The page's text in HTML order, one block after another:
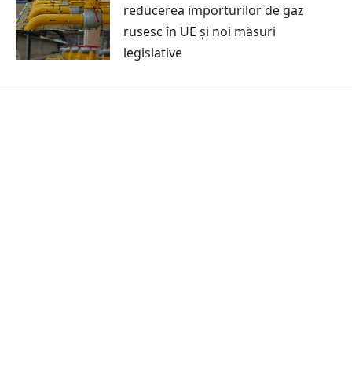
reducerea importurilor de gaz
rusesc în UE și noi măsuri
legislative